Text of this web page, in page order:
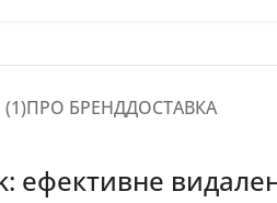
(1)ПРО БРЕНДДОСТАВКА